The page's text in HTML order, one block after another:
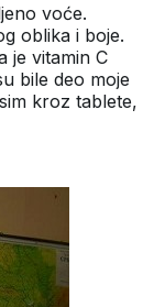
voće.
oblika i boje.
je vitamin C
bile deo moje
kroz tablete,